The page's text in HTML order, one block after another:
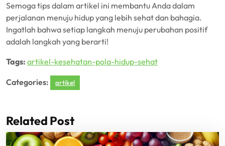
Semoga tips dalam artikel ini membantu Anda dalam
perjalanan menuju hidup yang lebih sehat dan bahagia.
Ingatlah bahwa setiap langkah menuju perubahan positif
adalah langkah yang berarti!
Tags: artikel-kesehatan-pola-hidup-sehat
Categories: artikel
Related Post